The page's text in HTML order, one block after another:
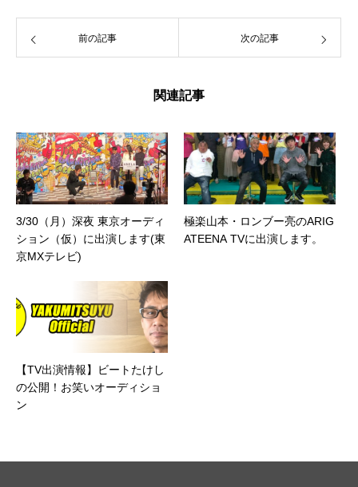
前の記事 次の記事
関連記事
3/30（月）深夜 東京オーディ
ション（仮）に出演します(東
京MXテレビ)
極楽山本・ロンブー亮のARIG
ATEENA TVに出演します。
【TV出演情報】ビートたけし
の公開！お笑いオーディショ
ン